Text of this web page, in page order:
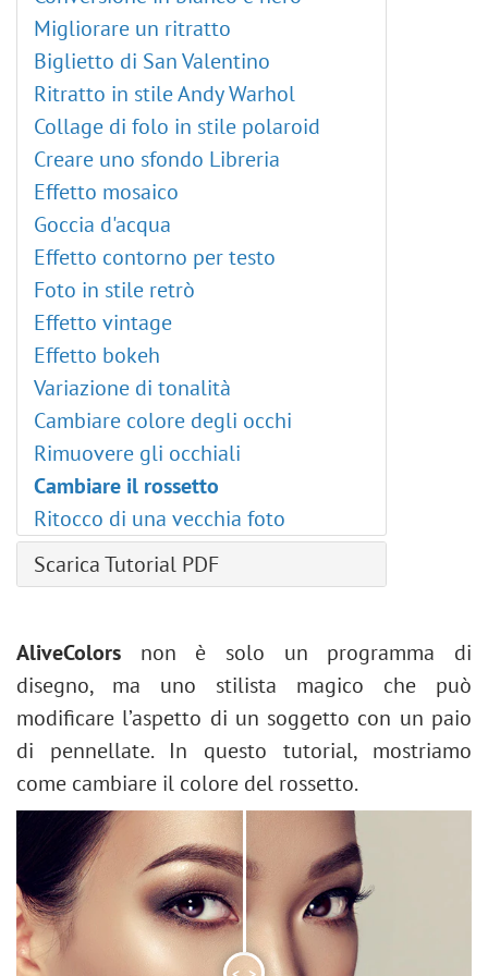
Effetti di sfocatura
Plugin Points
Plugin Enhancer
Plugin Neon
Plugin NatureArt
Plugin LightShop
Plugin HDRFactory
Plugin AirBrush
Opzioni di allineamento
Bianco e nero
Regolazione Soglia
Regolazione Inverti
Tonalità/Saturazione
Luminosità/Contrasto
Regolazione Curve
Regolazione l'Istogramma
Ridimensionare un'immagine
Filtri neurali (AI)
Installazione su Windows
Migliorare un ritratto
Biglietto di San Valentino
Ritratto in stile Andy Warhol
Collage di folo in stile polaroid
Creare uno sfondo Libreria
Effetto mosaico
Goccia d'acqua
Effetto contorno per testo
Foto in stile retrò
Effetto vintage
Effetto bokeh
Variazione di tonalità
Cambiare colore degli occhi
Rimuovere gli occhiali
Cambiare il rossetto
Ritocco di una vecchia foto
Scarica Tutorial PDF
AliveColors non è solo un programma di
disegno, ma uno stilista magico che può
modificare l’aspetto di un soggetto con un paio
di pennellate. In questo tutorial, mostriamo
come cambiare il colore del rossetto.